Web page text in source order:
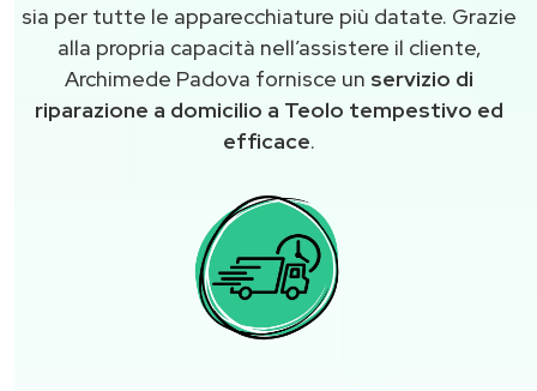
sia per tutte le apparecchiature più datate. Grazie
alla propria capacità nell’assistere il cliente,
Archimede Padova fornisce un servizio di
riparazione a domicilio a Teolo tempestivo ed
efficace.